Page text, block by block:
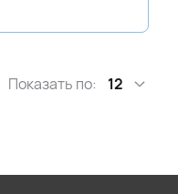
Показать по: 12